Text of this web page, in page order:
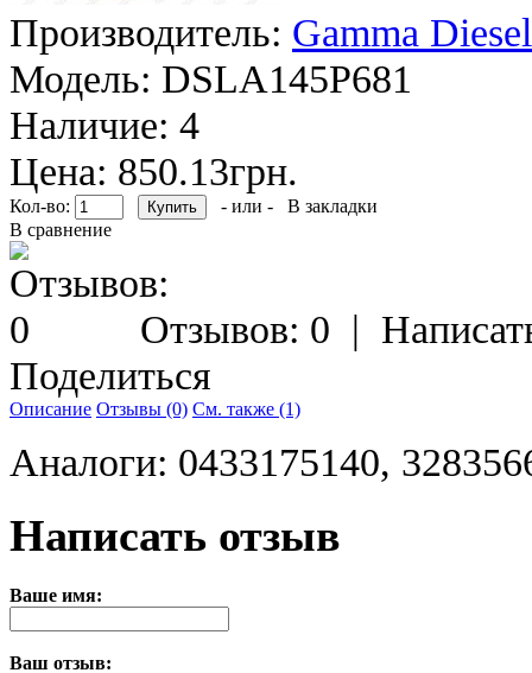
Производитель: Gamma Diesel
Модель: DSLA145P681
Наличие: 4
Цена: 850.13грн.
Кол-во: - или -
В закладки
В сравнение
Отзывов: 0 |
Поделиться
Описание Отзывы (0) См. также (1)
Аналоги: 0433175140,
Написать отзыв
Ваше имя:
Ваш отзыв: